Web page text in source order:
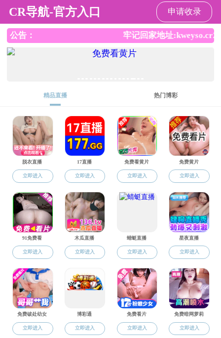
韩国色情
韩国色情 师资队伍
韩国色情
韩国色情新闻
通知公告
党建标杆
学科科研
韩国色情